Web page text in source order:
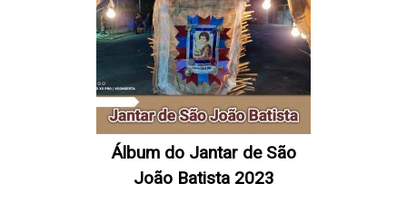
Álbum do Jantar de São
João Batista 2023